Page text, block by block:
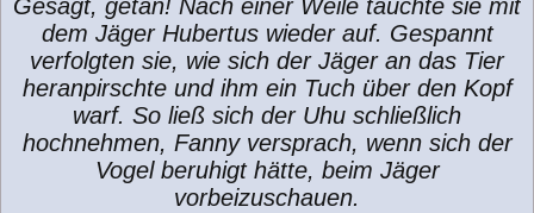
Gesagt, getan! Nach einer Weile tauchte sie mit
dem Jäger Hubertus wieder auf. Gespannt
verfolgten sie, wie sich der Jäger an das Tier
heranpirschte und ihm ein Tuch über den Kopf
warf. So ließ sich der Uhu schließlich
hochnehmen, Fanny versprach, wenn sich der
Vogel beruhigt hätte, beim Jäger
vorbeizuschauen.